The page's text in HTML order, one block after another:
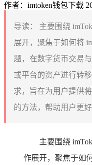
作者：imtoken钱包下载
导读：
主要围绕
展开，聚焦于如何将
题，在数字货币交易
或平台的资产进行转
求，旨在为用户提供
的方法，帮助用户更
主要围绕
作展开，聚焦于如